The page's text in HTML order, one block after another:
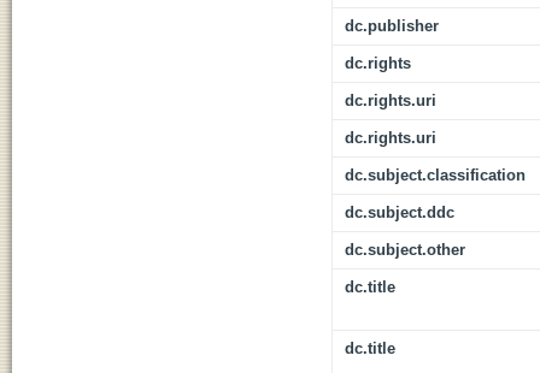
dc.publisher
dc.rights
dc.rights.uri
dc.rights.uri
dc.subject.classification
dc.subject.ddc
dc.subject.other
dc.title
dc.title